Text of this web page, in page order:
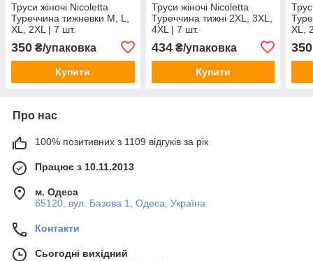
Труси жіночі Nicoletta
Туреччина тижневки M, L,
XL, 2XL | 7 шт.
350 ₴/упаковка
Купити
Труси жіночі Nicoletta
Туреччина тижні 2XL, 3XL,
4XL | 7 шт.
434₴/упаковка
Купити
XL,
350
Про нас
100% позитивних з 1109 відгуків за рік
Працює з 10.11.2013
м. Одеса
65120, вул. Базова 1, Одеса, Україна
Контакти
Сьогодні вихідний